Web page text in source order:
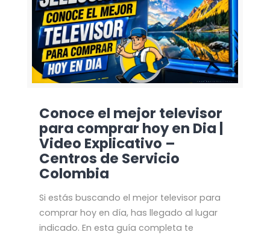
Conoce el mejor televisor
para comprar hoy en Dia |
Video Explicativo –
Centros de Servicio
Colombia
Si estás buscando el mejor televisor para
comprar hoy en día, has llegado al lugar
indicado. En esta guía completa te